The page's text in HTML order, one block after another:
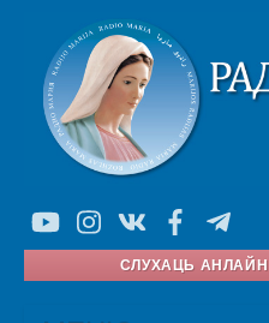
СЛУХАЦЬ АНЛАЙН